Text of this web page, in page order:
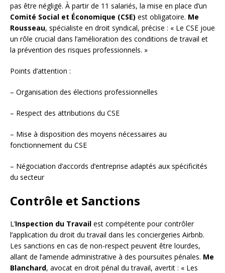
pas être négligé. À partir de 11 salariés, la mise en place d’un
Comité Social et Économique (CSE) est obligatoire. Me
Rousseau, spécialiste en droit syndical, précise : « Le CSE joue
un rôle crucial dans l’amélioration des conditions de travail et
la prévention des risques professionnels. »
Points d’attention :
– Organisation des élections professionnelles
– Respect des attributions du CSE
– Mise à disposition des moyens nécessaires au
fonctionnement du CSE
– Négociation d’accords d’entreprise adaptés aux spécificités
du secteur
Contrôle et Sanctions
L’Inspection du Travail est compétente pour contrôler
l’application du droit du travail dans les conciergeries Airbnb.
Les sanctions en cas de non-respect peuvent être lourdes,
allant de l’amende administrative à des poursuites pénales. Me
Blanchard, avocat en droit pénal du travail, avertit : « Les